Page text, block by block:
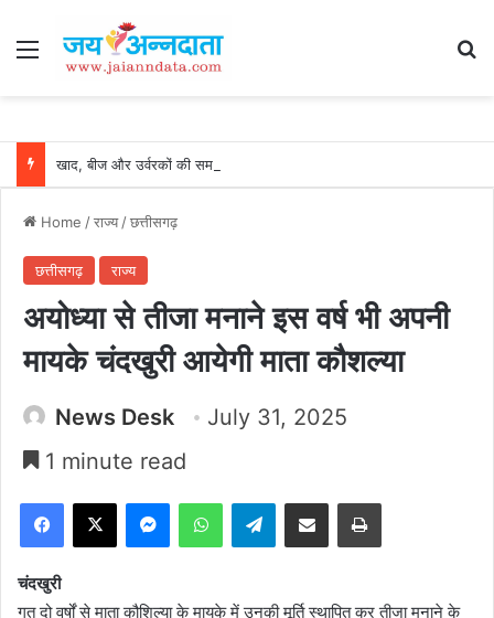
Menu
Home /राज्य/छत्तीसगढ़
छत्तीसगढ़ राज्य
अयोध्या से तीजा मनाने इस वर्ष भी अपनी
मायके चंदखुरी आयेगी माता कौशल्या
News Desk
July 31, 2025
1 minute read
Facebook
X MessengerWhatsAppTelegramShare via Email Print
चंदखुरी
गत दो वर्षों से माता कौशिल्या के मायके में उनकी मूर्ति स्थापित कर तीजा मनाने के